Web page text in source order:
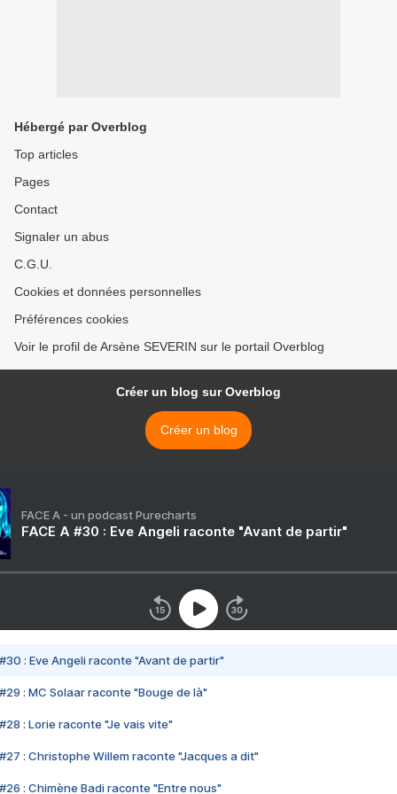
Hébergé par Overblog
Top articles
Pages
Contact
Signaler un abus
C.G.U.
Cookies et données personnelles
Préférences cookies
Voir le profil de Arsène SEVERIN sur le portail Overblog
Créer un blog sur Overblog
Créer un blog
FACE A - un podcast Purecharts
FACE A #30 : Eve Angeli raconte "Avant de partir"
#30 : Eve Angeli raconte "Avant de partir"
#29 : MC Solaar raconte "Bouge de là"
#28 : Lorie raconte "Je vais vite"
#27 : Christophe Willem raconte "Jacques a dit"
#26 : Chimène Badi raconte "Entre nous"